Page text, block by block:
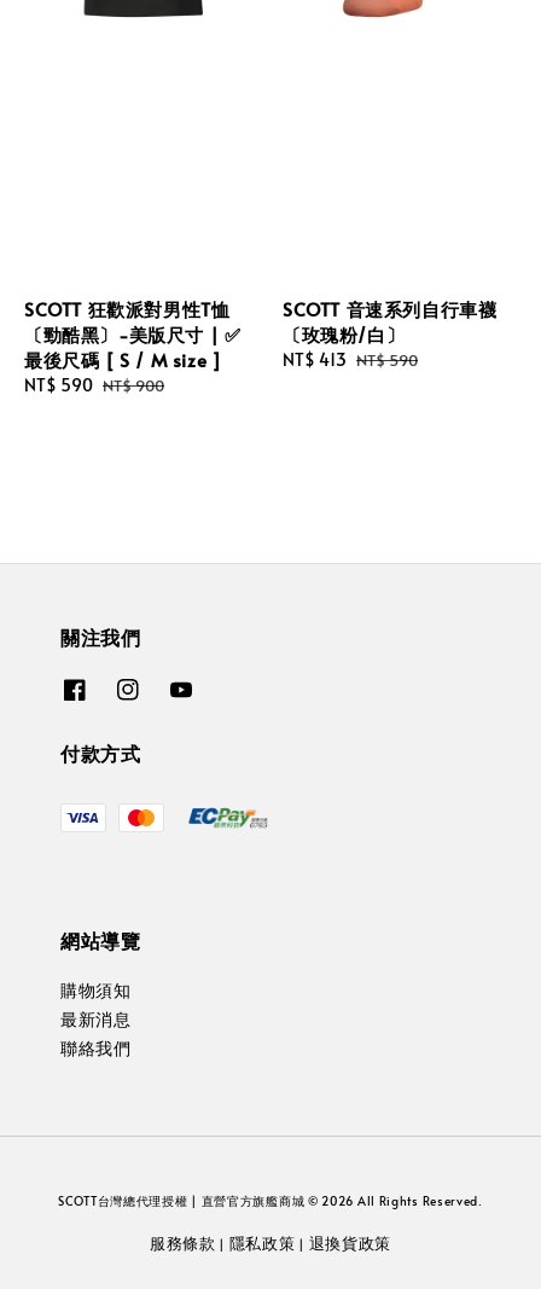
SCOTT 狂歡派對男性T恤
〔勁酷黑〕-美版尺寸 | ✅
最後尺碼 [ S / M size ]
Sale
NT$ 590 Regular
NT$ 900
SCOTT 音速系列自行車襪
〔玫瑰粉/白〕
Sale
NT$ 413 Regular
NT$ 590
關注我們
付款方式
網站導覽
購物須知
最新消息
聯絡我們
SCOTT台灣總代理授權 | 直營官方旗艦商城 © 2026 All Rights Reserved.
服務條款 | 隱私政策 | 退換貨政策